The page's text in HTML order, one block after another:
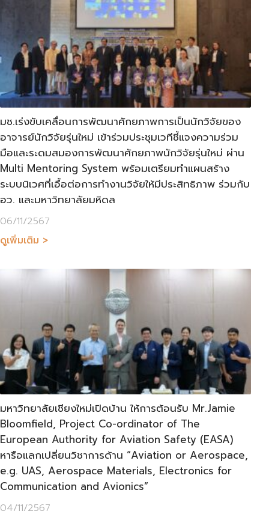
มช.เร่งขับเคลื่อนการพัฒนาศักยภาพการเป็นนักวิจัยของ
อาจารย์นักวิจัยรุ่นใหม่ เข้าร่วมประชุมเวทีชี้แจงความร่วม
มือและระดมสมองการพัฒนาศักยภาพนักวิจัยรุ่นใหม่ ผ่าน
Multi Mentoring System พร้อมเตรียมทำแผนสร้าง
ระบบนิเวศที่เอื้อต่อการทำงานวิจัยให้มีประสิทธิภาพ ร่วมกับ
อว. และมหาวิทยาลัยมหิดล
06/11/2567
ดูเพิ่มเติม >
มหาวิทยาลัยเชียงใหม่เปิดบ้าน ให้การต้อนรับ Mr.Jamie
Bloomfield, Project Co-ordinator of The
European Authority for Aviation Safety (EASA)
หารือแลกเปลี่ยนวิชาการด้าน “Aviation or Aerospace,
e.g. UAS, Aerospace Materials, Electronics for
Communication and Avionics”
04/11/2567